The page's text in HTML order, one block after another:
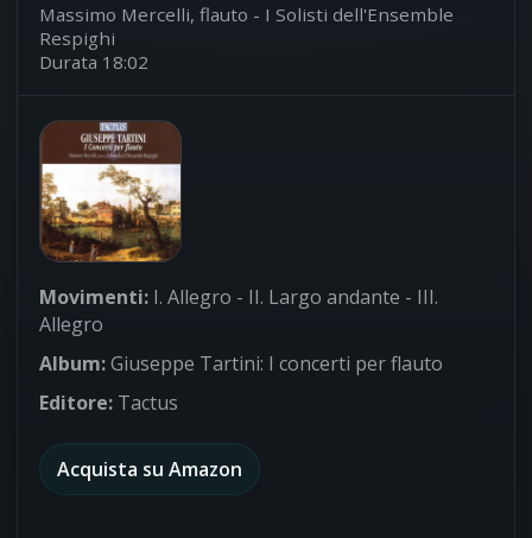
Massimo Mercelli, flauto - I Solisti dell'Ensemble
Respighi
Durata 18:02
Movimenti: I. Allegro - II. Largo andante - III.
Allegro
Album:Giuseppe Tartini: I concerti per flauto
Editore: Tactus
Acquista su Amazon